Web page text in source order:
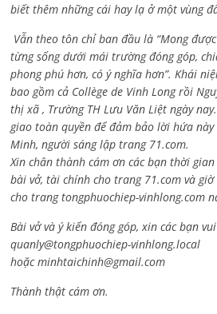
biết thêm những cái hay lạ ở một vùng
Vẫn theo tôn chỉ ban đầu là “Mong
từng sống dưới mái trường đóng góp,
phong phú hơn, có ý nghĩa hơn”. Khái
bao gồm cả Collège de Vinh Long rồi
thị xã , Trường TH Lưu Văn Liệt ngày
giao toàn quyền để đảm bảo lời hứa
Minh, người sáng lập trang 71.com.
Xin chân thành cám ơn các bạn thời
bài vở, tài chính cho trang 71.com và
cho trang tongphuochiep-vinhlong.com
Bài vở và ý kiến đóng góp, xin các bạn
quanly@tongphuochiep-vinhlong.local
hoặcminhtaichinh@gmail.com
Thành thật cám ơn.